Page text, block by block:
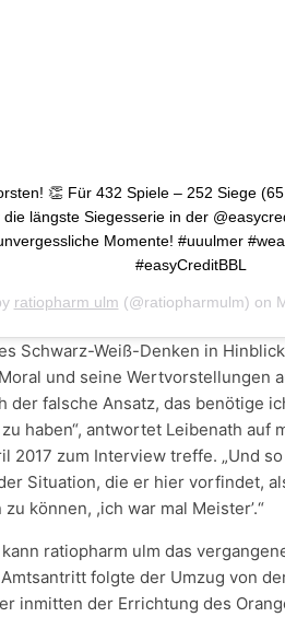
👏 Für 432 Spiele – 252 Siege
längste Siegesserie in der
Momente! #uuulmer
#easyCreditBBL
ratiopharm ulm (@ratiopharmulm) on
Schwarz-Weiß-Denken in
und seine Wertvorstellungen
der falsche Ansatz, das benötige
haben“, antwortet Leibenath auf
2017 zum Interview treffe. „Und
Situation, die er hier vorfindet,
können, ,ich war mal Meister’.“
ratiopharm ulm das
folgte der Umzug von
inmitten der Errichtung des